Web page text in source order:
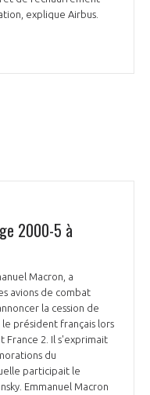
explique Airbus.
2000-5 à
Macron, a
avions de combat
la cession de
président français lors
France 2. Il s'exprimait
du
participait le
Emmanuel Macron